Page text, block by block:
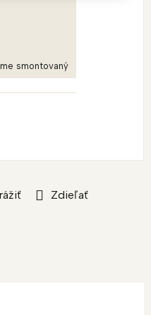
Zdieľať
smontovaný